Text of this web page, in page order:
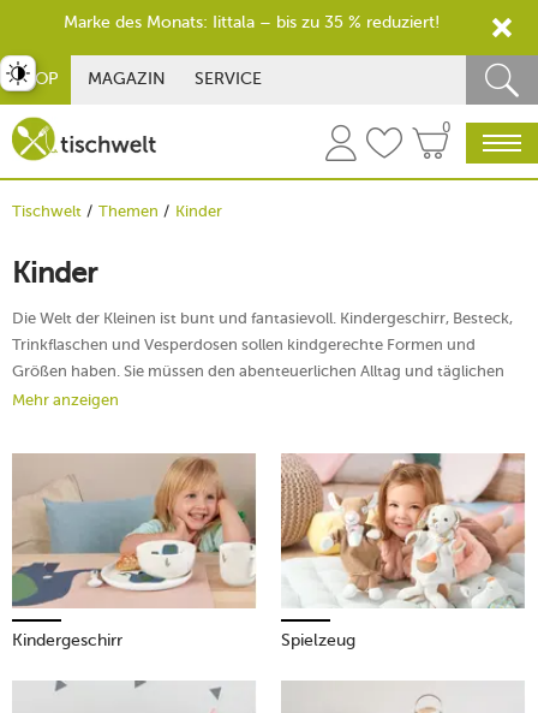
SHOP MAGAZIN SERVICE
0
Tischwelt Themen Kinder
Kinder
Die Welt der Kleinen ist bunt und fantasievoll. Kindergeschirr, Besteck,
Trinkflaschen und Vesperdosen sollen kindgerechte Formen und
Größen haben. Sie müssen den abenteuerlichen Alltag und täglichen
Gebrauch von
Menge für den Kindertisch und lauter Dinge, mit denen die Kleinen
Spiel, Spaß und Kreativität verbinden können–in leuchtenden Farben
und gerechten Größen.
Mehr anzeigen
Kindergeschirr Spielzeug
umschalten
Marke des Monats: Iittala – bis zu 35 % reduziert!